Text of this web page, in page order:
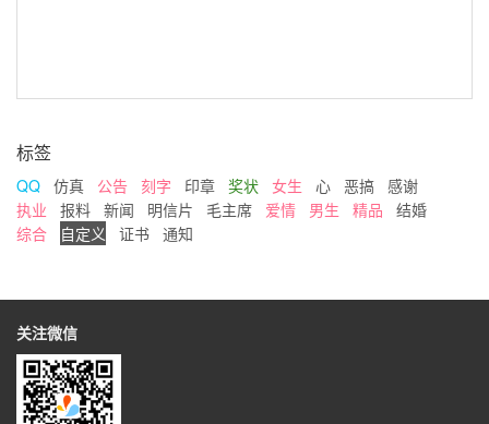
标签
QQ 仿真 公告 刻字 印章 奖状 女生 心 恶搞 感谢
执业
报料 新闻 明信片 毛主席 爱情 男生 精品
结婚
综合
自定义 证书 通知
关注微信